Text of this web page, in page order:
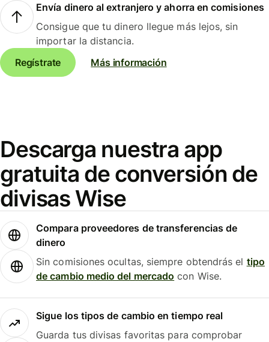
Envía dinero al extranjero y ahorra en comisiones
Consigue que tu dinero llegue más lejos, sin
importar la distancia.
Regístrate
Más información
Descarga nuestra app
gratuita de conversión de
divisas Wise
Compara proveedores de transferencias de
dinero
Sin comisiones ocultas, siempre obtendrás el tipo
de cambio medio del mercado con Wise.
Sigue los tipos de cambio en tiempo real
Guarda tus divisas favoritas para comprobar